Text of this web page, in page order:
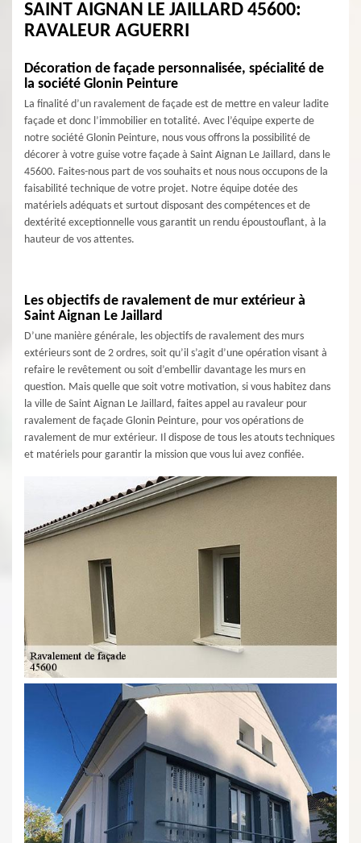
SAINT AIGNAN LE JAILLARD 45600:
RAVALEUR AGUERRI
Décoration de façade personnalisée, spécialité de
la société Glonin Peinture
La finalité d’un ravalement de façade est de mettre en valeur ladite
façade et donc l’immobilier en totalité. Avec l’équipe experte de
notre société Glonin Peinture, nous vous offrons la possibilité de
décorer à votre guise votre façade à Saint Aignan Le Jaillard, dans le
45600. Faites-nous part de vos souhaits et nous nous occupons de la
faisabilité technique de votre projet. Notre équipe dotée des
matériels adéquats et surtout disposant des compétences et de
dextérité exceptionnelle vous garantit un rendu époustouflant, à la
hauteur de vos attentes.
Les objectifs de ravalement de mur extérieur à
Saint Aignan Le Jaillard
D’une manière générale, les objectifs de ravalement des murs
extérieurs sont de 2 ordres, soit qu’il s’agit d’une opération visant à
refaire le revêtement ou soit d’embellir davantage les murs en
question. Mais quelle que soit votre motivation, si vous habitez dans
la ville de Saint Aignan Le Jaillard, faites appel au ravaleur pour
ravalement de façade Glonin Peinture, pour vos opérations de
ravalement de mur extérieur. Il dispose de tous les atouts techniques
et matériels pour garantir la mission que vous lui avez confiée.